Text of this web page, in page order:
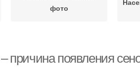
фото
причина появления